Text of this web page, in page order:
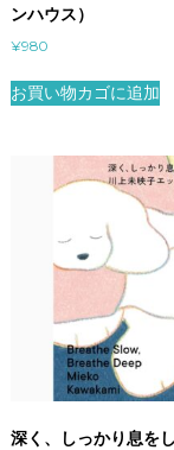
ンハウス）
¥980
お買い物カゴに追加
深く、しっかり息を